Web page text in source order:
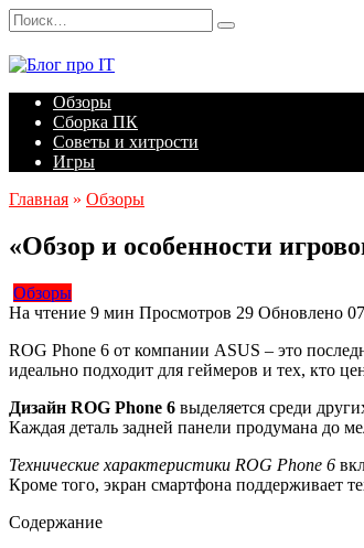
Перейти
к
содержанию
Search
for:
Обзоры
Сборка ПК
Советы и хитрости
Игры
Главная » Обзоры
«Обзор и особенности
Обзоры
На чтение 9 мин Просмотров 29 Обновлено
ROG Phone 6 от компании ASUS – это
идеально подходит для геймеров и тех, кто
Дизайн ROG Phone 6 выделяется среди
Каждая деталь задней панели продумана до
Технические характеристики ROG Phone 6
Кроме того, экран смартфона поддерживает
Содержание